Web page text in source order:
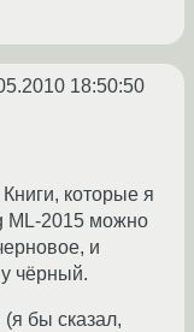
18:50:50
которые я
ML-2015 можно
и
чёрный.
бы сказал,